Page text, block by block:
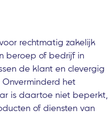
rechtmatig zakelijk
beroep of bedrijf in
de klant en clevergig
het
is daartoe niet beperkt,
of diensten van